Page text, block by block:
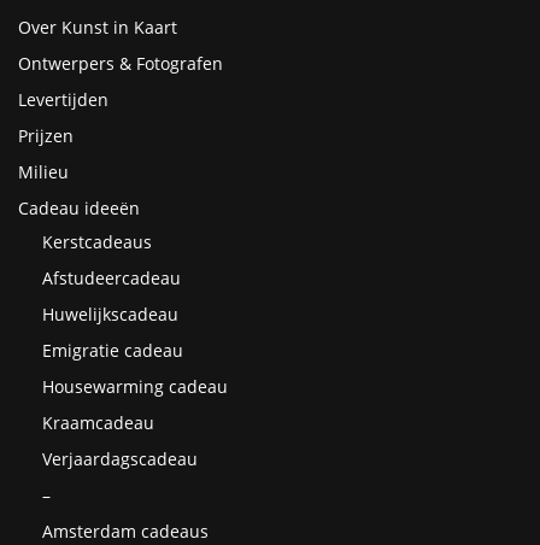
Over Kunst in Kaart
Ontwerpers & Fotografen
Levertijden
Prijzen
Milieu
Cadeau ideeën
Kerstcadeaus
Afstudeercadeau
Huwelijkscadeau
Emigratie cadeau
Housewarming cadeau
Kraamcadeau
Verjaardagscadeau
–
Amsterdam cadeaus